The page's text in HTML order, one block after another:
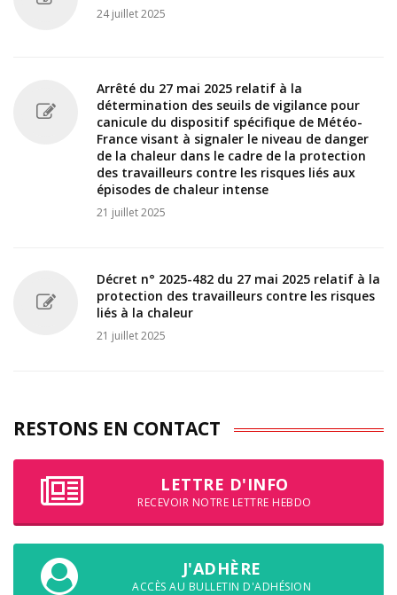
24 juillet 2025
Arrêté du 27 mai 2025 relatif à la
détermination des seuils de vigilance pour
canicule du dispositif spécifique de Météo-
France visant à signaler le niveau de danger
de la chaleur dans le cadre de la protection
des travailleurs contre les risques liés aux
épisodes de chaleur intense
21 juillet 2025
Décret n° 2025-482 du 27 mai 2025 relatif à la
protection des travailleurs contre les risques
liés à la chaleur
21 juillet 2025
RESTONS EN CONTACT
LETTRE D'INFO
RECEVOIR NOTRE LETTRE HEBDO
J'ADHÈRE
ACCÈS AU BULLETIN D'ADHÉSION